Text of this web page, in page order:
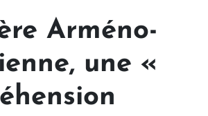
Arméno-
une «